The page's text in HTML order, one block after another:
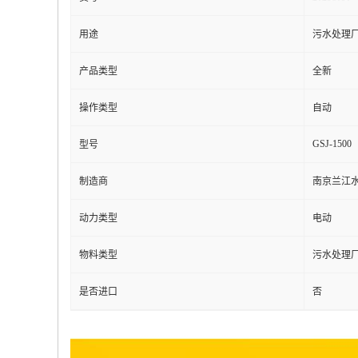
用途 污水处理厂
产品类型 全新
操作类型 自动
型号 GSJ-1500
制造商 南京兰江
动力类型 电动
物料类型 污水处理厂
是否进口 否